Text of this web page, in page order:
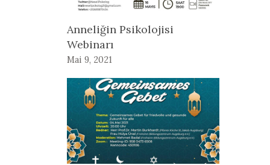
Anneliğin Psikolojisi
Webinarı
Mai 9, 2021